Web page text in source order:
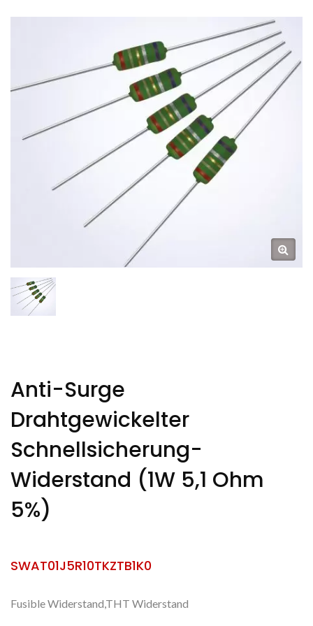
Anti-Surge
Drahtgewickelter
Schnellsicherung-
Widerstand (1W 5,1 Ohm
5%)
SWAT01J5R10TKZTB1K0
Fusible Widerstand,THT Widerstand